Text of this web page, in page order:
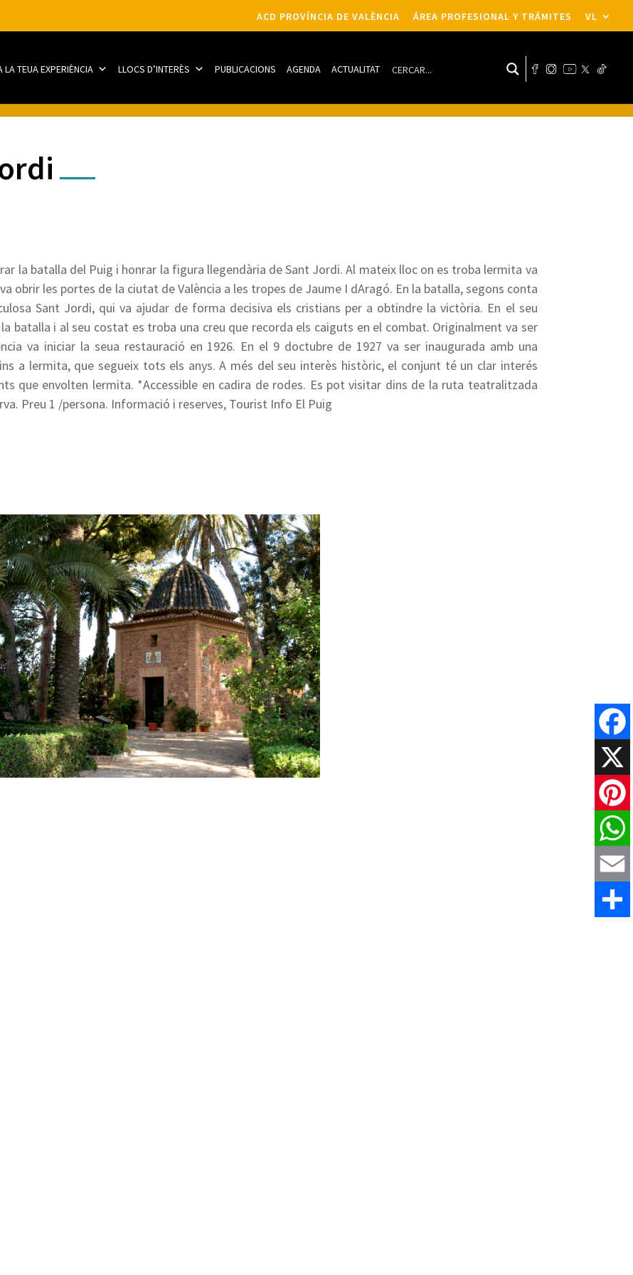
ACD PROVÍNCIA DE VALÈNCIA ÁREA PROFESIONAL Y TRÁMITES VL
LA TEUA EXPERIÈNCIA LLOCS D’INTERÈS PUBLICACIONS AGENDA ACTUALITAT
la batalla del Puig i honrar la figura llegendària de Sant Jordi. Al mateix lloc on es troba lermita va
obrir les portes de la ciutat de València a les tropes de Jaume I dAragó. En la batalla, segons conta
Sant Jordi, qui va ajudar de forma decisiva els cristians per a obtindre la victòria. En el seu
batalla i al seu costat es troba una creu que recorda els caiguts en el combat. Originalment va ser
va iniciar la seua restauració en 1926. En el 9 doctubre de 1927 va ser inaugurada amb una
a lermita, que segueix tots els anys. A més del seu interès històric, el conjunt té un clar interés
que envolten lermita. *Accessible en cadira de rodes. Es pot visitar dins de la ruta teatralitzada
Preu 1 /persona. Informació i reserves, Tourist Info El Puig
X
Email